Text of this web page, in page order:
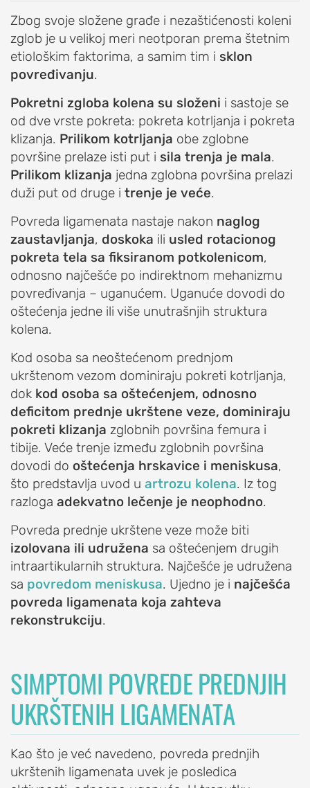
Iritacija
tetive
duge
glave
bicepsa
Artritis
ramena
(okoštavanje
ramena)
Iritacija
akromioklavikularnog
zgloba
Iščašenje
akromioklavikularnog
zgloba
Poremećaji
lopatice:
nestabilna
lopatica,
krilata
lopatica
PROCEDURE
ZA
LEČENJE
RAMENA
Blokada
Artroskopija
ramena
Reparacija
rotatorne
manžetne
rame
(proteza
ramena)
Stabilizacija
ramena
(Bankart
Zbog svoje složene građe i nezaštićenosti koleni
zglob je u velikoj meri neotporan prema štetnim
etiološkim faktorima, a samim tim i sklon
povređivanju.
Pokretni zgloba kolena su složeni i sastoje se
od dve vrste pokreta: pokreta kotrljanja i pokreta
klizanja. Prilikom kotrljanja obe zglobne
površine prelaze isti put i sila trenja je mala.
Prilikom klizanja jedna zglobna površina prelazi
duži put od druge i trenje je veće.
Povreda ligamenata nastaje nakon naglog
zaustavljanja, doskoka ili usled rotacionog
pokreta tela sa fiksiranom potkolenicom,
odnosno najčešće po indirektnom mehanizmu
povređivanja – uganućem. Uganuće dovodi do
oštećenja jedne ili više unutrašnjih struktura
kolena.
Kod osoba sa neoštećenom prednjom
ukrštenom vezom dominiraju pokreti kotrljanja,
dok kod osoba sa oštećenjem, odnosno
deficitom prednje ukrštene veze, dominiraju
pokreti klizanja zglobnih površina femura i
tibije. Veće trenje između zglobnih površina
dovodi do oštećenja hrskavice i meniskusa,
što predstavlja uvod u artrozu kolena. Iz tog
razloga adekvatno lečenje je neophodno.
Povreda prednje ukrštene veze može biti
izolovana ili udružena sa oštećenjem drugih
intraartikularnih struktura. Najčešće je udružena
sa povredom meniskusa. Ujedno je i najčešća
povreda ligamenata koja zahteva
rekonstrukciju.
SIMPTOMI POVREDE PREDNJIH
UKRŠTENIH LIGAMENATA
Kao što je već navedeno, povreda prednjih
ukrštenih ligamenata uvek je posledica